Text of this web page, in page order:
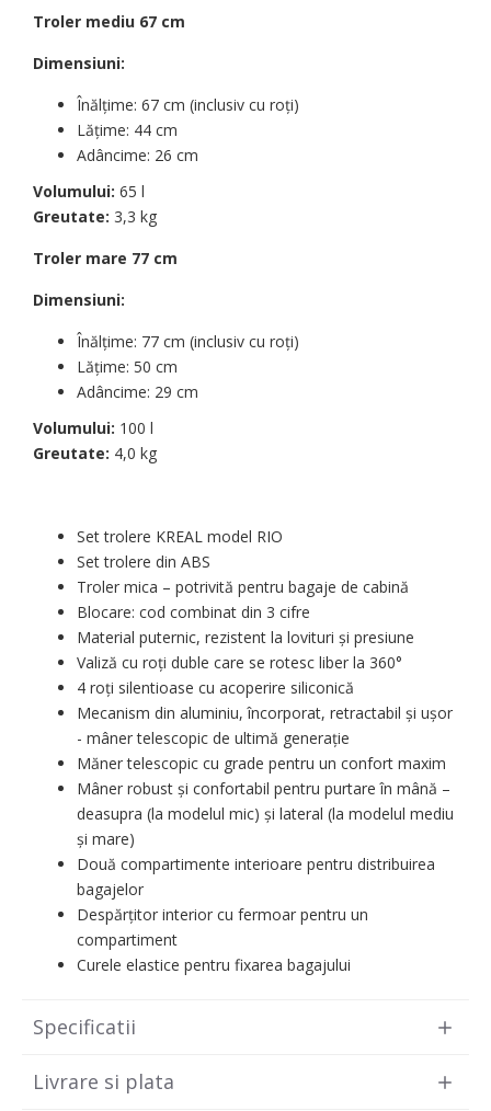
Troler mediu 67 cm
Dimensiuni:
Înălțime: 67 cm (inclusiv cu roți)
Lățime: 44 cm
Adâncime: 26 cm
Volumului: 65 l
Greutate: 3,3 kg
Troler mare 77 cm
Dimensiuni:
Înălțime: 77 cm (inclusiv cu roți)
Lățime: 50 cm
Adâncime: 29 cm
Volumului: 100 l
Greutate: 4,0 kg
Set trolere KREAL model RIO
Set trolere din ABS
Troler mica – potrivită pentru bagaje de cabină
Blocare: cod combinat din 3 cifre
Material puternic, rezistent la lovituri și presiune
Valiză cu roți duble care se rotesc liber la 360°
4 roți silentioase cu acoperire siliconică
Mecanism din aluminiu, încorporat, retractabil și ușor
- mâner telescopic de ultimă generație
Măner telescopic cu grade pentru un confort maxim
Mâner robust și confortabil pentru purtare în mână –
deasupra (la modelul mic) și lateral (la modelul mediu
și mare)
Două compartimente interioare pentru distribuirea
bagajelor
Despărțitor interior cu fermoar pentru un
compartiment
Curele elastice pentru fixarea bagajului
Specificatii
Livrare si plata